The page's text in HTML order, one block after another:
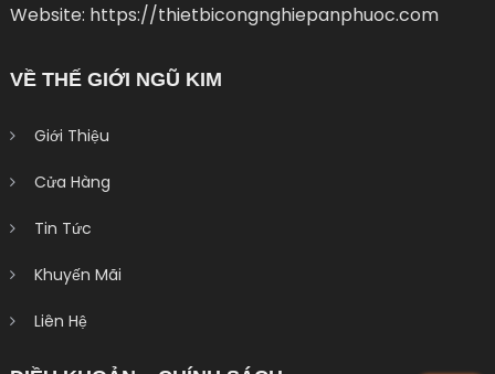
Website: https://thietbicongnghiepanphuoc.com
VỀ THẾ GIỚI NGŨ KIM
Giới Thiệu
Cửa Hàng
Tin Tức
Khuyến Mãi
Liên Hệ